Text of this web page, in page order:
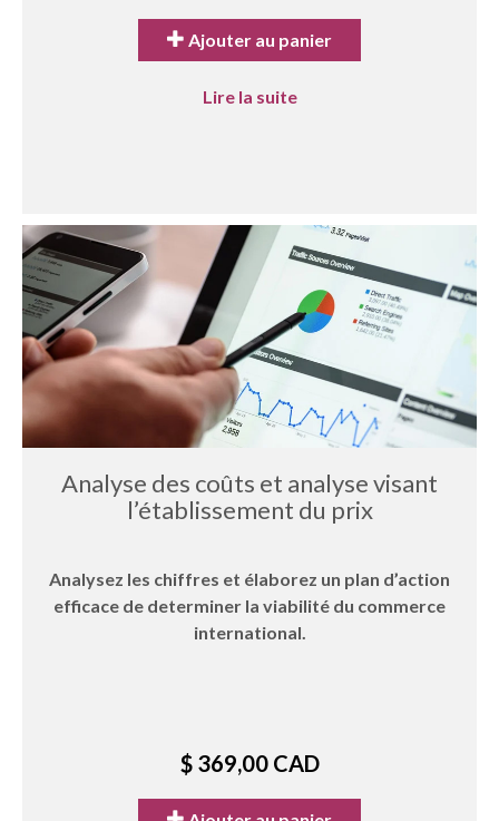
Ajouter au panier
Lire la suite
Analyse des coûts et analyse visant
l’établissement du prix
Analysez les chiffres et élaborez un plan d’action
efficace de determiner la viabilité du commerce
international.
$ 369,00 CAD